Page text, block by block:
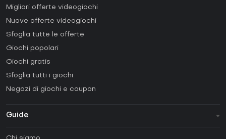
Migliori offerte videogiochi
Nuove offerte videogiochi
Sfoglia tutte le offerte
Giochi popolari
Giochi gratis
Sfoglia tutti i giochi
Negozi di giochi e coupon
Guide